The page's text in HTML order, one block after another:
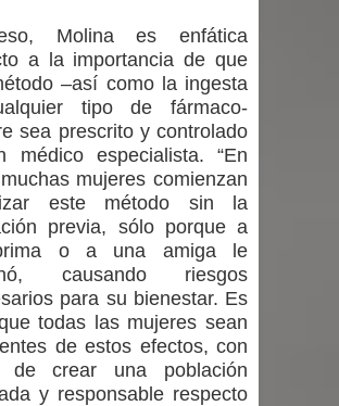
Molina es enfática
a la importancia de que
–así como la ingesta
tipo de fármaco-
sea prescrito y controlado
médico especialista. “En
mujeres comienzan
este método sin la
previa, sólo porque a
o a una amiga le
causando riesgos
para su bienestar. Es
todas las mujeres sean
de estos efectos, con
crear una población
y responsable respecto